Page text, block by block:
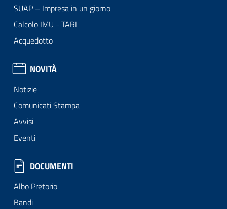
SUAP – Impresa in un giorno
Calcolo IMU - TARI
Acquedotto
NOVITÀ
Notizie
Comunicati Stampa
Avvisi
Eventi
DOCUMENTI
Albo Pretorio
Bandi